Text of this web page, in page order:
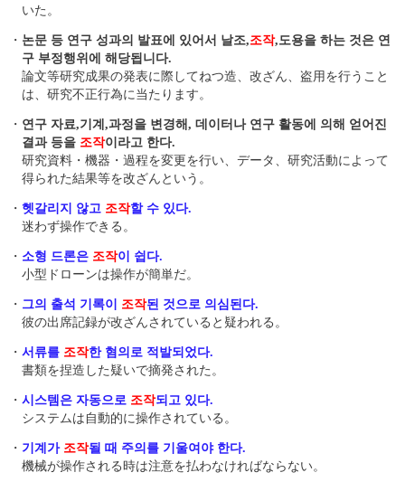
いた。
・ 논문 등 연구 성과의 발표에 있어서 날조,조작,도용을 하는 것은 연
구 부정행위에 해당됩니다.
論文等研究成果の発表に際してねつ造、改ざん、盗用を行うこと
は、研究不正行為に当たります。
・ 연구 자료,기계,과정을 변경해, 데이터나 연구 활동에 의해 얻어진
결과 등을 조작이라고 한다.
研究資料・機器・過程を変更を行い、データ、研究活動によって
得られた結果等を改ざんという。
・ 헷갈리지 않고 조작할 수 있다.
迷わず操作できる。
・ 소형 드론은 조작이 쉽다.
小型ドローンは操作が簡単だ。
・ 그의 출석 기록이 조작된 것으로 의심된다.
彼の出席記録が改ざんされていると疑われる。
・ 서류를 조작한 혐의로 적발되었다.
書類を捏造した疑いで摘発された。
・ 시스템은 자동으로 조작되고 있다.
システムは自動的に操作されている。
・ 기계가 조작될 때 주의를 기울여야 한다.
機械が操作される時は注意を払わなければならない。